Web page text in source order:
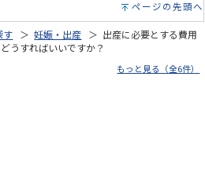
ページの先頭へ
す ＞妊娠・出産 ＞ 出産に必要とする費用
うすればいいですか？
もっと見る（全6件）